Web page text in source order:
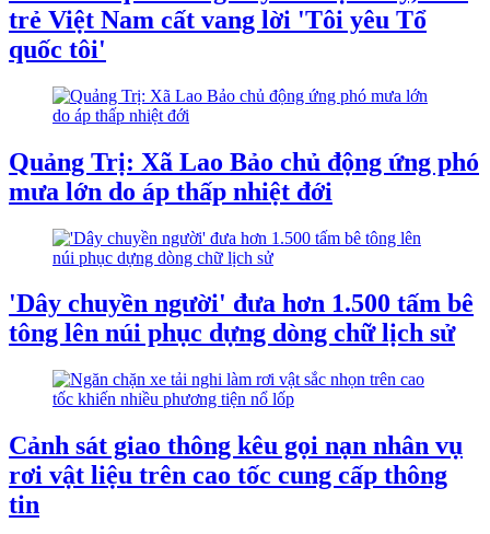
trẻ Việt Nam cất vang lời 'Tôi yêu Tổ
quốc tôi'
Quảng Trị: Xã Lao Bảo chủ động ứng phó
mưa lớn do áp thấp nhiệt đới
'Dây chuyền người' đưa hơn 1.500 tấm bê
tông lên núi phục dựng dòng chữ lịch sử
Cảnh sát giao thông kêu gọi nạn nhân vụ
rơi vật liệu trên cao tốc cung cấp thông
tin